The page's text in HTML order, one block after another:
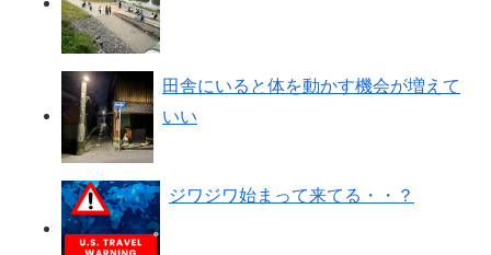
田舎にいると体を動かす機会が増えて
いい
ジワジワ始まって来てる・・？